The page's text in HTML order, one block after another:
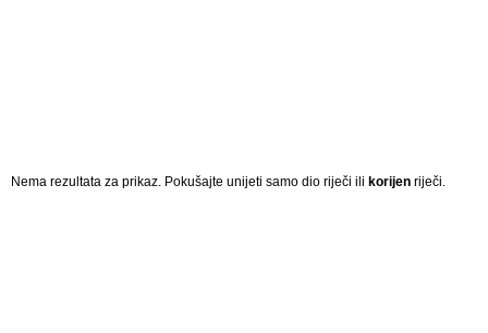
Nema rezultata za prikaz. Pokušajte unijeti samo dio riječi ili korijen riječi.